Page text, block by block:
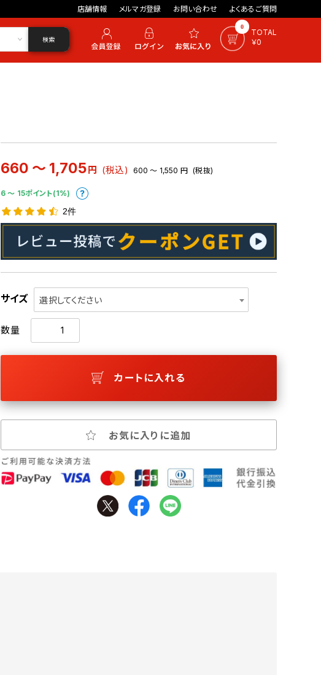
店舗情報 メルマガ登録 お問い合わせ よくあるご質問
0
TOTAL
￥0
検索
660 ～ 1,705円 (税込) 600 ～ 1,550 円 (税抜)
6 〜 15ポイント(1%)
2件
サイズ 選択してください
数量
カートに入れる
お気に入りに追加